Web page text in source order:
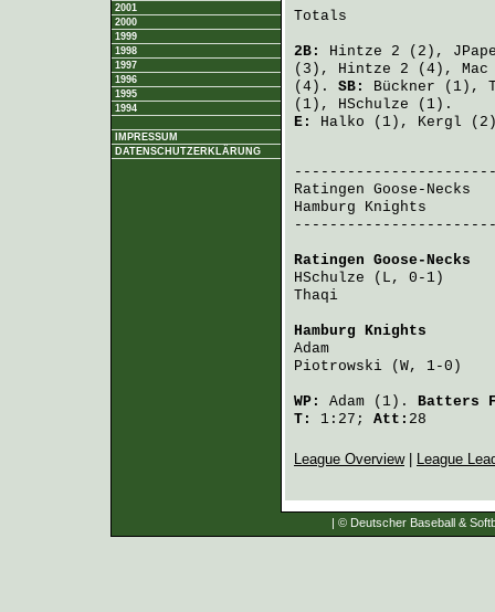
2001
2000
1999
1998
1997
1996
1995
1994
IMPRESSUM
DATENSCHUTZERKLÄRUNG
Totals
2B: Hintze 2 (2),
(3), Hintze 2 (4),
(4). SB: Bückner (1),
(1), HSchulze (1).
E: Halko (1), Kergl
Ratingen Goose-Necks
Hamburg Knights
Ratingen Goose-Necks
HSchulze (L, 0-1)
Thaqi
Hamburg Knights
Adam
Piotrowski (W, 1-0)
WP: Adam (1). Batters
T:
1:27; Att: 28
League Overview| League
| © Deutscher Baseball &